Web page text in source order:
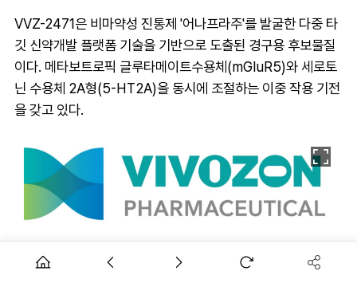
VVZ-2471은 비마약성 진통제 '어나프라주'를 발굴한 다중 타
깃 신약개발 플랫폼 기술을 기반으로 도출된 경구용 후보물질
이다. 메타보트로픽 글루타메이트수용체(mGluR5)와 세로토
닌 수용체 2A형(5-HT2A)을 동시에 조절하는 이중 작용 기전
을 갖고 있다.
이번 임상 2상은 대상포진 후 신경통 환자를 대상으로 VVZ-